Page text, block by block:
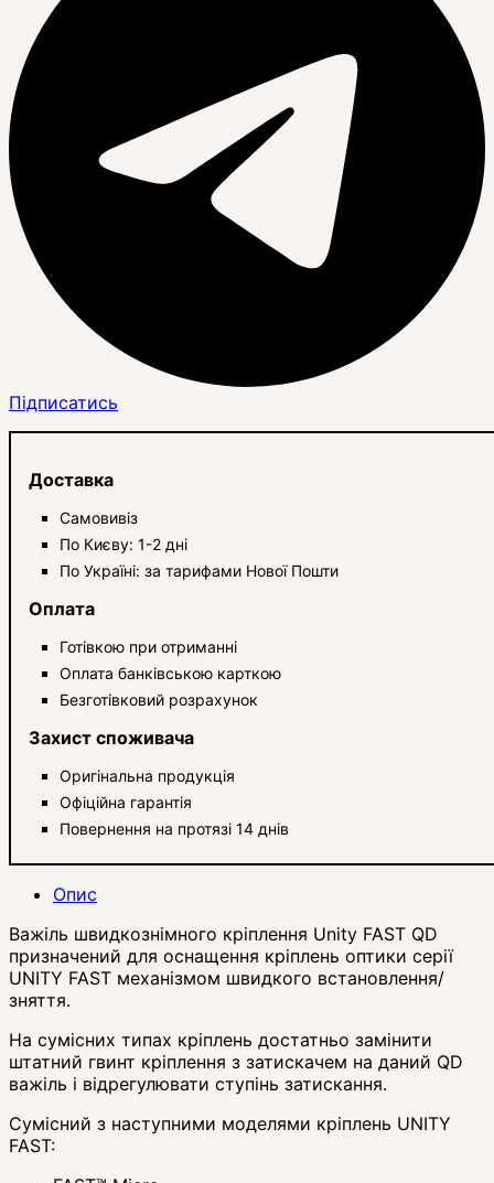
Підписатись
Доставка
Самовивіз
По Києву: 1-2 дні
По Україні: за тарифами Нової Пошти
Оплата
Готівкою при отриманні
Оплата банківською карткою
Безготівковий розрахунок
Захист споживача
Оригінальна продукція
Офіційна гарантія
Повернення на протязі 14 днів
Опис
Важіль швидкознімного кріплення Unity FAST QD
призначений для оснащення кріплень оптики серії
UNITY FAST механізмом швидкого встановлення/
зняття.
На сумісних типах кріплень достатньо замінити
штатний гвинт кріплення з затискачем на даний QD
важіль і відрегулювати ступінь затискання.
Сумісний з наступними моделями кріплень UNITY
FAST: